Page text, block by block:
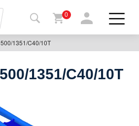
0
1351/C40/10T
1351/C40/10T